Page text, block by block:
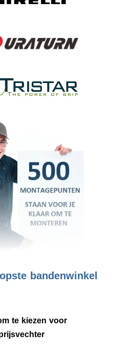
bandenwinkel
te kiezen voor